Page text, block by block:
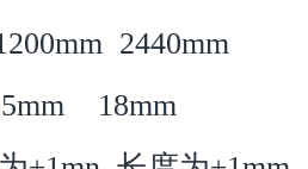
2440mm
18mm